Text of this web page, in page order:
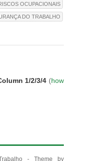
OCUPACIONAIS
DO TRABALHO
1/2/3/4 (how
- Theme by